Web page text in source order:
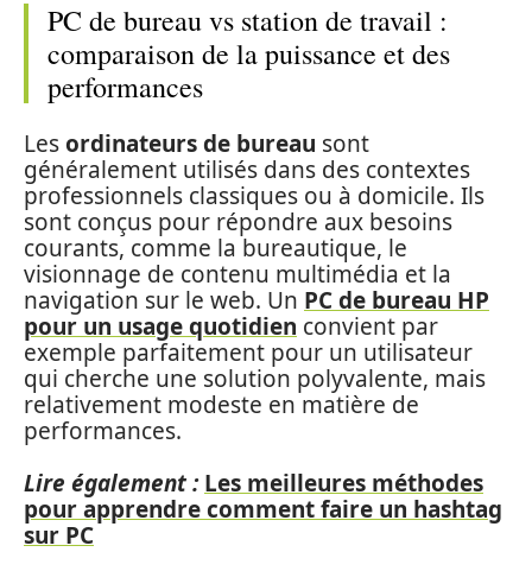
PC de bureau vs station de travail :
comparaison de la puissance et des
performances
Lesordinateurs de bureau sont
généralement utilisés dans des contextes
professionnels classiques ou à domicile. Ils
sont conçus pour répondre aux besoins
courants, comme la bureautique, le
visionnage de contenu multimédia et la
navigation sur le web. Un PC de bureau HP
pour un usage quotidien convient par
exemple parfaitement pour un utilisateur
qui cherche une solution polyvalente, mais
relativement modeste en matière de
performances.
Lire également : Les meilleures méthodes
pour apprendre comment faire un hashtag
sur PC